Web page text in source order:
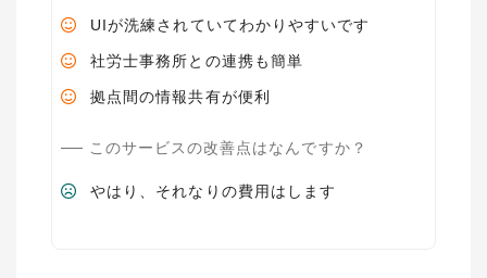
UIが洗練されていてわかりやすいです
社労士事務所との連携も簡単
拠点間の情報共有が便利
このサービスの改善点はなんですか？
やはり、それなりの費用はします